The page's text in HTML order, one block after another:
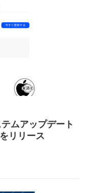
テムアップデート
をリリース